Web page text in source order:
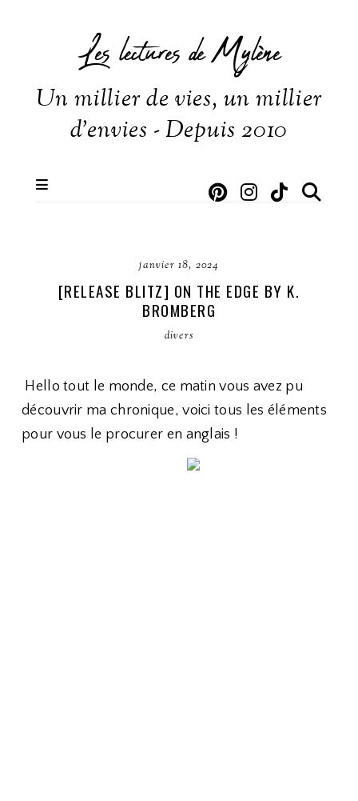
Les lectures de Mylène
Un millier de vies, un millier
d'envies - Depuis 2010
janvier 18, 2024
[RELEASE BLITZ] ON THE EDGE BY K.
BROMBERG
divers
Hello tout le monde, ce matin vous avez pu
découvrir ma chronique, voici tous les éléments
pour vous le procurer en anglais !